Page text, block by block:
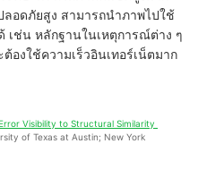
อดภัยสูง สามารถนำภาพไปใช้
เช่น หลักฐานในเหตุการณ์ต่าง ๆ
องใช้ความเร็วอินเทอร์เน็ตมาก
Visibility to Structural Similarity
of Texas at Austin; New York